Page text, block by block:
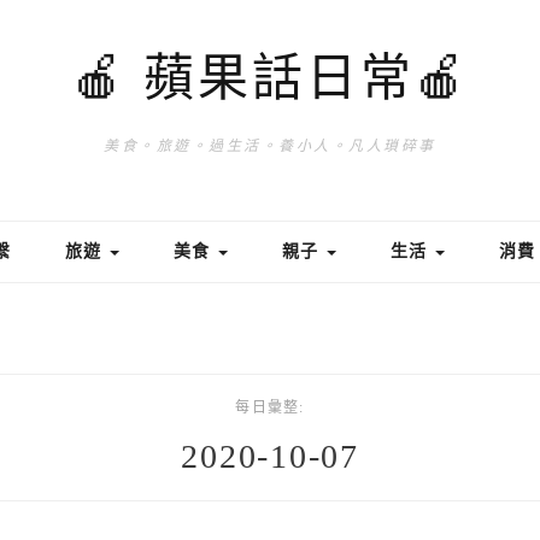
🍎 蘋果話日常🍎
美食。旅遊。過生活。養小人。凡人瑣碎事
旅遊 美食 親子 生活 消費
每日彙整:
2020-10-07